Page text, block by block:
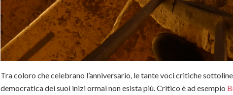
Tra coloro che celebrano l’anniversario, le tante voci critiche
democratica dei suoi inizi ormai non esista più. Critico è ad esempio